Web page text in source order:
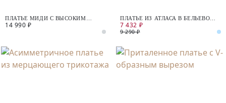
ПЛАТЬЕ МИДИ С ВЫСОКИМ
РАЗРЕЗОМ
14 990 ₽
ПЛАТЬЕ ИЗ АТЛАСА В БЕЛЬЕВОМ
СТИЛЕ
7 432 ₽
9 290 ₽